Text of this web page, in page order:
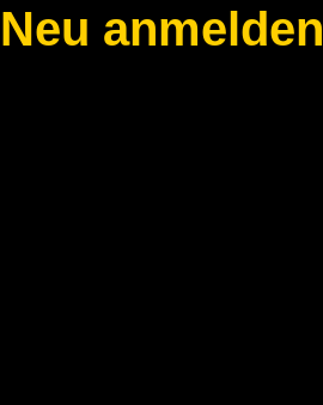
Neu anmelden